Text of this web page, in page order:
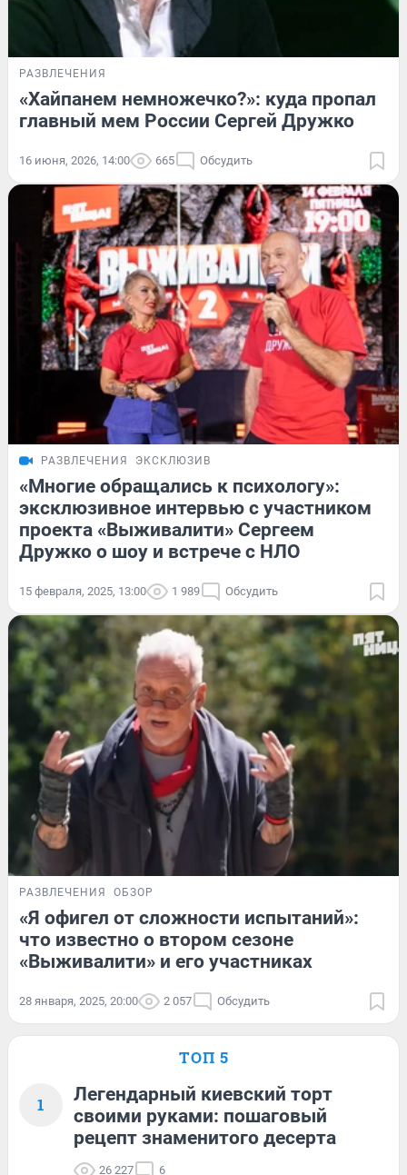
РАЗВЛЕЧЕНИЯ
«Хайпанем немножечко?»: куда пропал
главный мем России Сергей Дружко
16 июня, 2026, 14:00 665 Обсудить
РАЗВЛЕЧЕНИЯ ЭКСКЛЮЗИВ
«Многие обращались к психологу»:
эксклюзивное интервью с участником
проекта «Выживалити» Сергеем
Дружко о шоу и встрече с НЛО
15 февраля, 2025, 13:00 1 989 Обсудить
РАЗВЛЕЧЕНИЯ ОБЗОР
«Я офигел от сложности испытаний»:
что известно о втором сезоне
«Выживалити» и его участниках
28 января, 2025, 20:00 2 057 Обсудить
ТОП 5
1
Легендарный киевский торт
своими руками: пошаговый
рецепт знаменитого десерта
26 227 6